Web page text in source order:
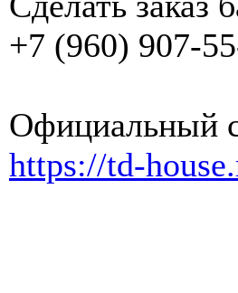
+7 (960) 907-
Официальный
https://td-